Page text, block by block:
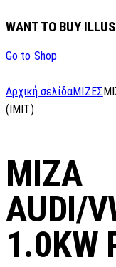
WANT TO BUY
Go to Shop
Αρχική σελίδαΜΙΖΕΣ
(IMIT)
MIZA
AUDI/
1.0KW